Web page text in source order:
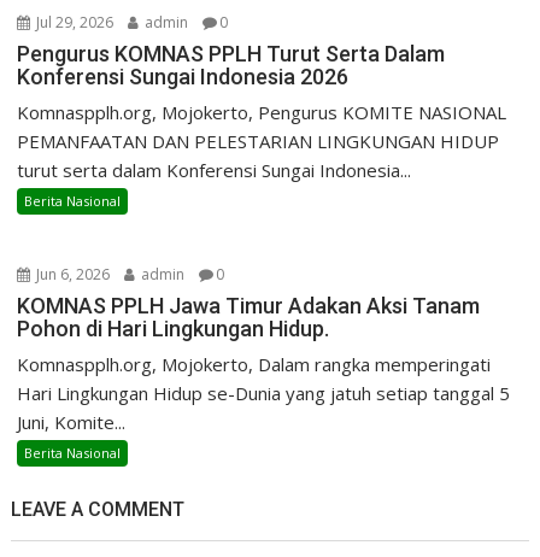
Jul 29, 2026 admin 0
Pengurus KOMNAS PPLH Turut Serta Dalam
Konferensi Sungai Indonesia 2026
Komnaspplh.org, Mojokerto, Pengurus KOMITE NASIONAL
PEMANFAATAN DAN PELESTARIAN LINGKUNGAN HIDUP
turut serta dalam Konferensi Sungai Indonesia...
Berita Nasional
Jun 6, 2026 admin 0
KOMNAS PPLH Jawa Timur Adakan Aksi Tanam
Pohon di Hari Lingkungan Hidup.
Komnaspplh.org, Mojokerto, Dalam rangka memperingati
Hari Lingkungan Hidup se-Dunia yang jatuh setiap tanggal 5
Juni, Komite...
Berita Nasional
LEAVE A COMMENT